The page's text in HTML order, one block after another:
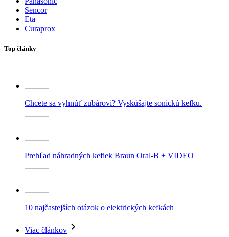
Sencor
Eta
Curaprox
Top články
Chcete sa vyhnúť zubárovi? Vyskúšajte sonickú kefku.
Prehľad náhradných kefiek Braun Oral-B + VIDEO
10 najčastejších otázok o elektrických kefkách
Viac článkov